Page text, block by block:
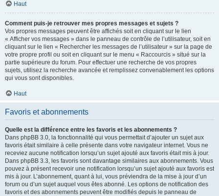
Haut
Comment puis-je retrouver mes propres messages et sujets ?
Vos propres messages peuvent être affichés soit en cliquant sur le lien
« Afficher vos messages » dans le panneau de contrôle de l’utilisateur, soit en
cliquant sur le lien « Rechercher les messages de l’utilisateur » sur la page de
votre propre profil ou soit en cliquant sur le menu « Raccourcis » situé sur la
partie supérieure du forum. Pour effectuer une recherche de vos propres
sujets, utilisez la recherche avancée et remplissez convenablement les options
qui vous sont disponibles.
Haut
Favoris et abonnements
Quelle est la différence entre les favoris et les abonnements ?
Dans phpBB 3.0, la fonctionnalité qui vous permettait d’ajouter un sujet aux
favoris était similaire à celle présente dans votre navigateur internet. Vous ne
receviez aucune notification lorsqu’un sujet ajouté aux favoris était mis à jour.
Dans phpBB 3.3, les favoris sont davantage similaires aux abonnements. Vous
pouvez à présent recevoir une notification lorsqu’un sujet ajouté aux favoris est
mis à jour. L’abonnement, quant à lui, vous préviendra de la mise à jour d’un
forum ou d’un sujet auquel vous êtes abonné. Les options de notification des
favoris et des abonnements peuvent être modifiés depuis le panneau de